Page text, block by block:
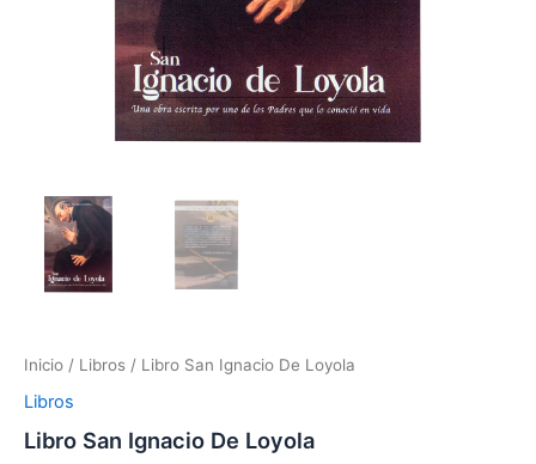
Inicio / Libros / Libro San Ignacio De Loyola
Libros
Libro San Ignacio De Loyola